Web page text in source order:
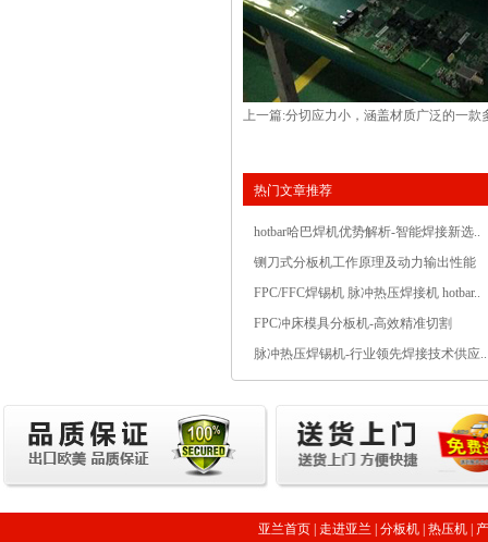
上一篇:分切应力小，涵盖材质广泛的一款
热门文章推荐
hotbar哈巴焊机优势解析-智能焊接新选..
铡刀式分板机工作原理及动力输出性能
FPC/FFC焊锡机 脉冲热压焊接机 hotbar..
FPC冲床模具分板机-高效精准切割
脉冲热压焊锡机-行业领先焊接技术供应..
亚兰首页 走进亚兰 分板机 热压机